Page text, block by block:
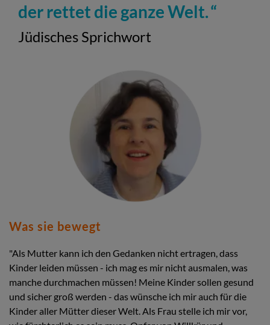
der rettet die ganze Welt.
Jüdisches Sprichwort
Was sie bewegt
"Als Mutter kann ich den Gedanken nicht ertragen, dass
Kinder leiden müssen - ich mag es mir nicht ausmalen, was
manche durchmachen müssen! Meine Kinder sollen gesund
und sicher groß werden - das wünsche ich mir auch für die
Kinder aller Mütter dieser Welt. Als Frau stelle ich mir vor,